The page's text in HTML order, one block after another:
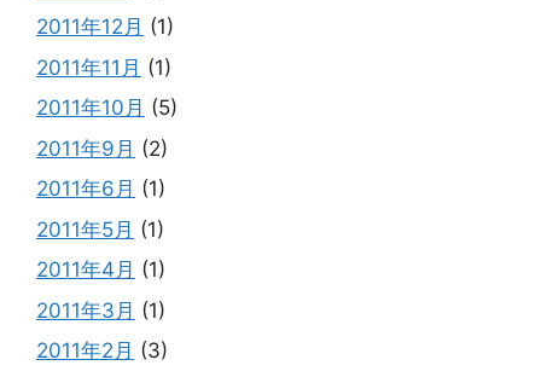
2011年12月 (1)
2011年11月 (1)
2011年10月 (5)
2011年9月 (2)
2011年6月 (1)
2011年5月 (1)
2011年4月 (1)
2011年3月 (1)
2011年2月 (3)